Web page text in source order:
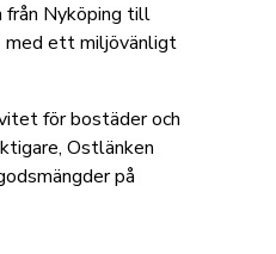
från Nyköping till
med ett miljövänligt
för bostäder och
Ostlänken
på